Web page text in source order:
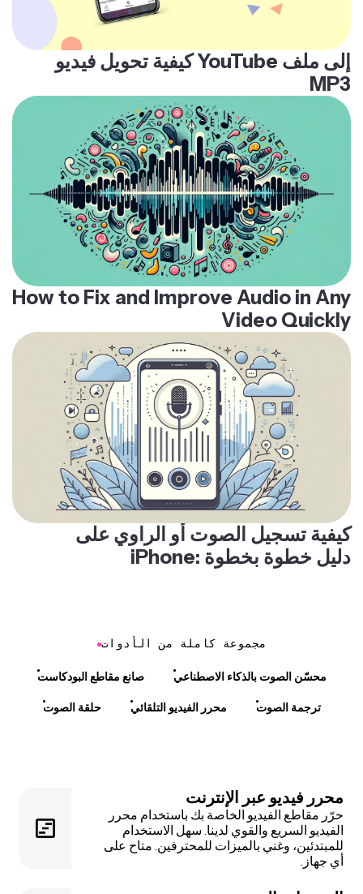
كيفية تحويل فيديو YouTube إلى ملف
MP3
How to Fix and Improve Audio in Any
Video Quickly
كيفية تسجيل الصوت أو الراوي على
iPhone: دليل خطوة بخطوة
مجموعة كاملة من الأدوات
صانع مقاطع البودكاست محسّن الصوت بالذكاء الاصطناعي
حلقة الصوت محرر الفيديو التلقائي ترجمة الصوت
محرر فيديو عبر الإنترنت
حرّر مقاطع الفيديو الخاصة بك باستخدام محرر
الفيديو السريع والقوي لدينا. سهل الاستخدام
للمبتدئين، وغني بالميزات للمحترفين. متاح على
أي جهاز.